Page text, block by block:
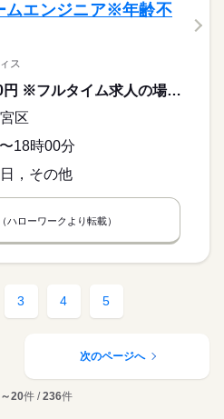
ムエンジニア※年齢不
ス
300,000円〜500,000円 ※フルタイム求人の場合は月額（換算額）、パート求人の場合は時間額を表示しています。
区
18時00分
，その他
（ハローワークより転載）
3 4 5
次のページへ
20件 /236件